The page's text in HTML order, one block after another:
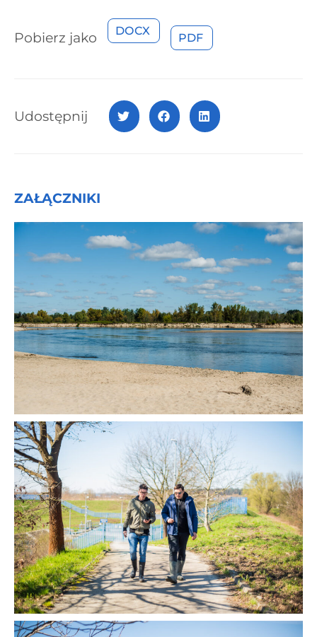
Pobierz jako DOCX
PDF
Udostępnij
ZAŁĄCZNIKI